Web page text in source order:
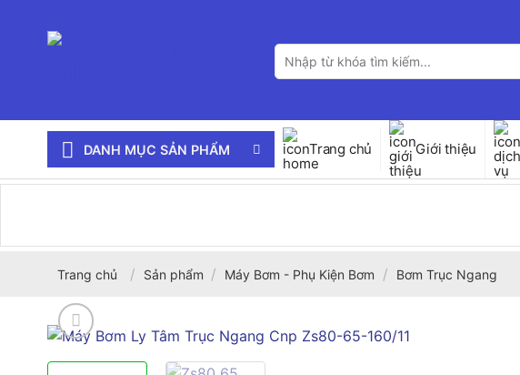
Tìm
kiếm:
DANH MỤC SẢN PHẨM Trang chủ Giới thiệu
Trang chủ / Sản phẩm / Máy Bơm - Phụ Kiện Bơm / Bơm Trục Ngang